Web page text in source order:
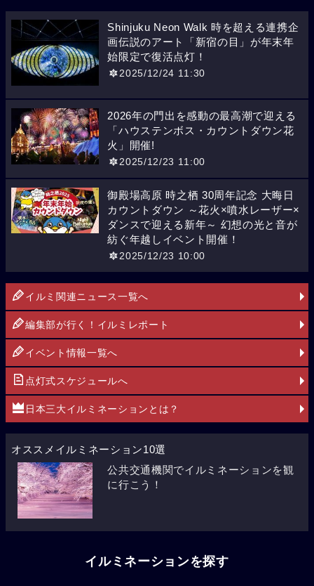
Shinjuku Neon Walk 時を超える連携企
画伝説のアート「新宿の目」が年末年
始限定で復活点灯！
2025/12/24 11:30
2026年の門出を感動の最高潮で迎える
「ハウステンボス・カウントダウン花
火」開催!
2025/12/23 11:00
御殿場高原 時之栖 30周年記念 大晦日
カウントダウン ～花火×噴水レーザー×
ダンスで迎える新年～ 幻想の光と音が
紡ぐ年越しイベント開催！
2025/12/23 10:00
イルミ関連ニュース一覧へ
編集部が行く！イルミレポート
イベント情報一覧へ
点灯式スケジュールへ
日本三大イルミネーションとは？
オススメイルミネーション10選
公共交通機関でイルミネーションを観
に行こう！
イルミネーションを探す